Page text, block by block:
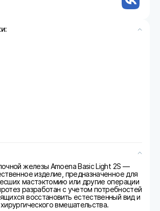
железы Amoena Basic Light 2S —
изделие, предназначенное для
мастэктомию или другие операции
разработан с учетом потребностей
восстановить естественный вид и
вмешательства.